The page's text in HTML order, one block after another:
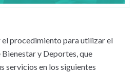
el procedimiento para utilizar el
y Deportes, que
servicios en los siguientes